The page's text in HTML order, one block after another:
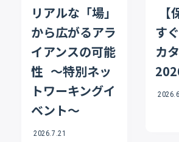
リアルな「場」
から広がるアラ
イアンスの可能
性 〜特別ネッ
トワーキングイ
ベント〜
2026.7.21
【
す
カ